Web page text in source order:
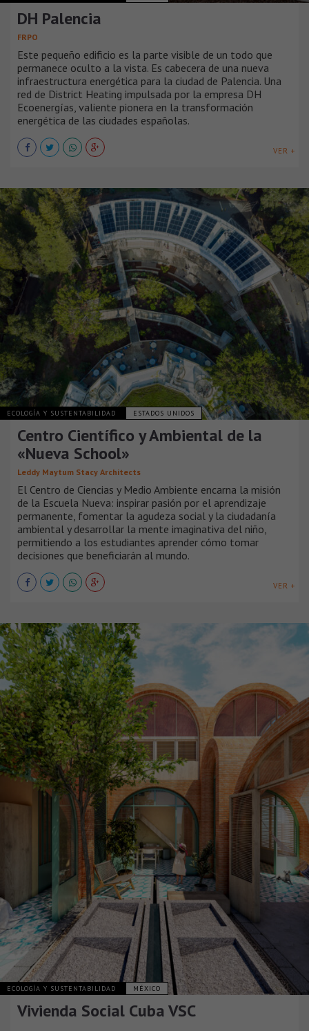
DH Palencia
FRPO
Este pequeño edificio es la parte visible de un todo que
permanece oculto a la vista. Es cabecera de una nueva
infraestructura energética para la ciudad de Palencia. Una
red de District Heating impulsada por la empresa DH
Ecoenergías, valiente pionera en la transformación
energética de las ciudades españolas.
VER +
ECOLOGÍA Y SUSTENTABILIDAD ESTADOS UNIDOS
Centro Científico y Ambiental de la
«Nueva School»
Leddy Maytum Stacy Architects
El Centro de Ciencias y Medio Ambiente encarna la misión
de la Escuela Nueva: inspirar pasión por el aprendizaje
permanente, fomentar la agudeza social y la ciudadanía
ambiental y desarrollar la mente imaginativa del niño,
permitiendo a los estudiantes aprender cómo tomar
decisiones que beneficiarán al mundo.
VER +
ECOLOGÍA Y SUSTENTABILIDAD MÉXICO
Vivienda Social Cuba VSC